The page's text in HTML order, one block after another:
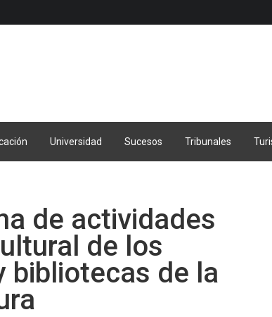
Universidad Sucesos Tribunales
de actividades
de los
bibliotecas de la